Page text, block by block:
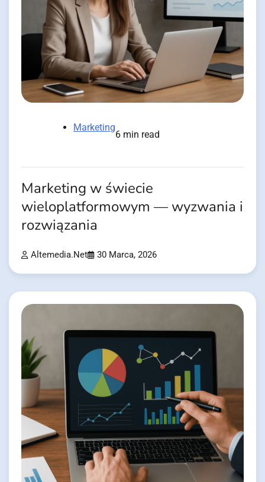
Marketing
6 min read
Marketing w świecie
wieloplatformowym — wyzwania i
rozwiązania
Altemedia.net 30 Marca, 2026